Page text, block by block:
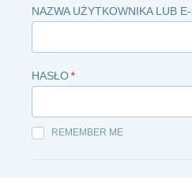
NAZWA UŻYTKOWNIKA LUB E-
HASŁO *
REMEMBER ME